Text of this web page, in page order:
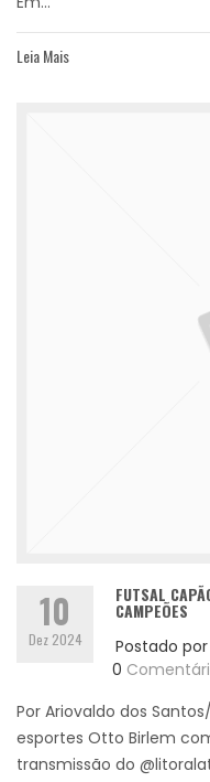
Leia Mais
10
Dez 2024
FUTSAL
CAMPEÕES
Postado por
0
Por Ariovaldo dos
esportes Otto Birlem
transmissão do